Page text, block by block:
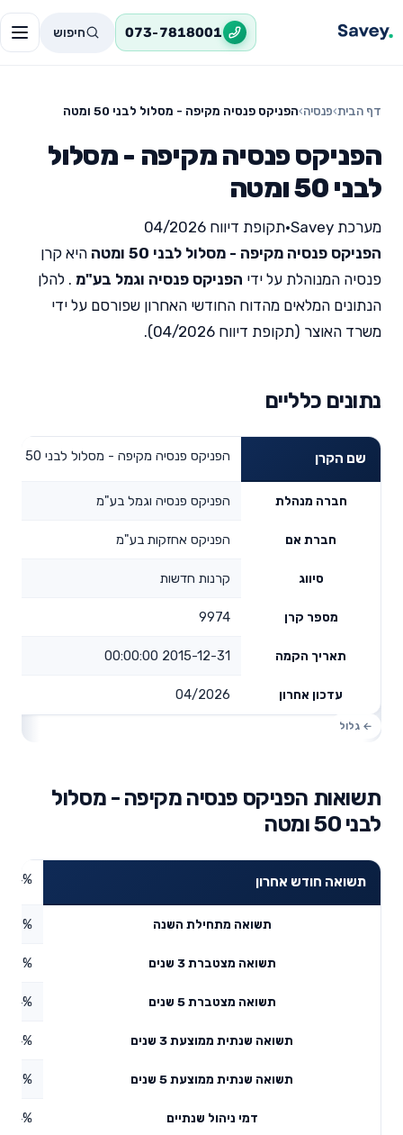
073-7818001 חיפוש
דף הבית›פנסיה›הפניקס פנסיה מקיפה - מסלול לבני 50 ומטה
הפניקס פנסיה מקיפה - מסלול
לבני 50 ומטה
מערכת Savey •תקופת דיווח 04/2026
הפניקס פנסיה מקיפה - מסלול לבני 50 ומטה
היא קרן
פנסיה המנוהלת על ידי הפניקס פנסיה וגמל בע"מ . להלן
הנתונים המלאים מהדוח החודשי האחרון שפורסם על ידי
משרד האוצר (תקופת דיווח 04/2026).
נתונים כלליים
שם הקרן הפניקס פנסיה מקיפה - מסלול לבני 50 ומטה
חברה מנהלת הפניקס פנסיה וגמל בע"מ
חברת אם הפניקס אחזקות בע"מ
סיווג קרנות חדשות
מספר קרן 9974
תאריך הקמה 2015-12-31 00:00:00
עדכון אחרון 04/2026
תשואות הפניקס פנסיה מקיפה - מסלול
לבני 50 ומטה
תשואה חודש אחרון
תשואה מתחילת השנה
תשואה מצטברת 3 שנים
תשואה מצטברת 5 שנים
תשואה שנתית ממוצעת 3 שנים
תשואה שנתית ממוצעת 5 שנים
דמי ניהול שנתיים 0.14%